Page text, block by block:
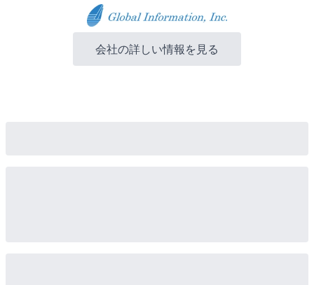
会社の詳しい情報を見る